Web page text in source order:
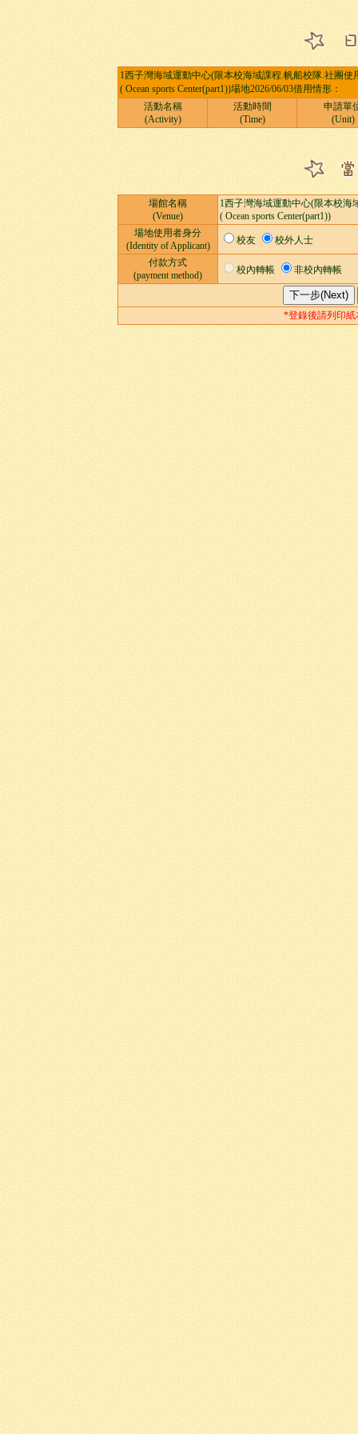
1西子灣海域運動中心(限本校海域課程.帆船校隊.社團使
( Ocean sports Center(part1))場地2026/06/03借用情形：
活動名稱
(Activity)
活動時間
(Time)
申請單
(Unit)
場館名稱
(Venue)
1西子灣海域運動中心(限本校海
( Ocean sports Center(part1))
場地使用者身分
(Identity of Applicant)
校友
校外人士
付款方式
(payment method)
校內轉帳 非校內轉帳
*登錄後請列印